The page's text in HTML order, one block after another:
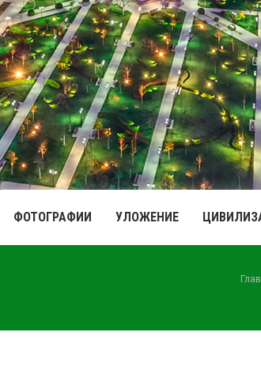
ФОТОГРАФИИ УЛОЖЕНИЕ